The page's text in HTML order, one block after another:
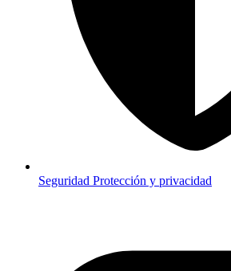
Seguridad Protección y privacidad